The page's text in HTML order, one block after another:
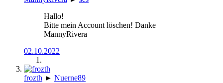
Hallo!
Bitte mein Account löschen! Danke
MannyRivera
02.10.2022
frozth ► Nuerne89